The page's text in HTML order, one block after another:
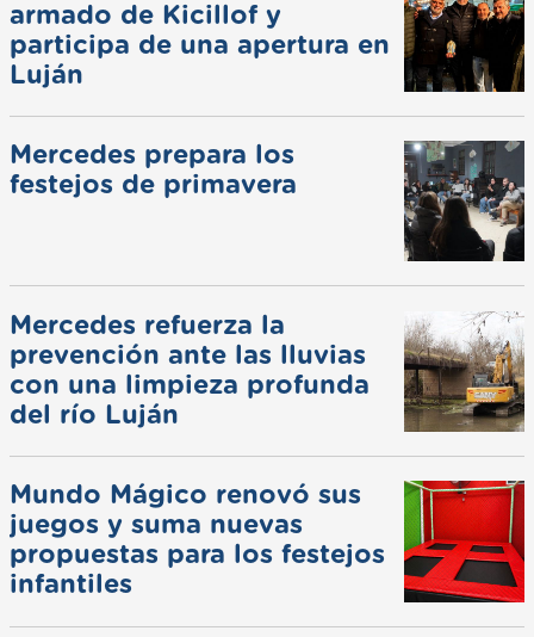
armado de Kicillof y
participa de una apertura en
Luján
Mercedes prepara los
festejos de primavera
Mercedes refuerza la
prevención ante las lluvias
con una limpieza profunda
del río Luján
Mundo Mágico renovó sus
juegos y suma nuevas
propuestas para los festejos
infantiles